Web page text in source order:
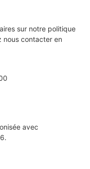
sur notre politique
nous contacter en
avec